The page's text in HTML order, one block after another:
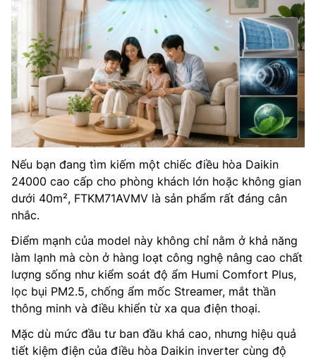
Nếu bạn đang tìm kiếm một chiếc điều hòa Daikin
24000 cao cấp cho phòng khách lớn hoặc không gian
dưới 40m², FTKM71AVMV là sản phẩm rất đáng cân
nhắc.
Điểm mạnh của model này không chỉ nằm ở khả năng
làm lạnh mà còn ở hàng loạt công nghệ nâng cao chất
lượng sống như kiểm soát độ ẩm Humi Comfort Plus,
lọc bụi PM2.5, chống ẩm mốc Streamer, mắt thần
thông minh và điều khiển từ xa qua điện thoại.
Mặc dù mức đầu tư ban đầu khá cao, nhưng hiệu quả
tiết kiệm điện của điều hòa Daikin inverter cùng độ